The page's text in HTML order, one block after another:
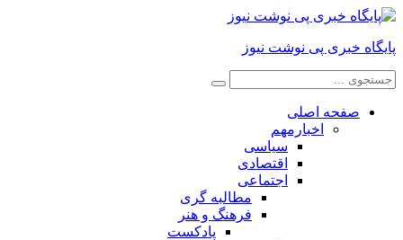
پایگاه خبری پی نوشت نیوز
صفحه اصلی
اخبارمهم
سیاسی
اقتصادی
اجتماعی
مطالبه گری
فرهنگ و هنر
پادکست